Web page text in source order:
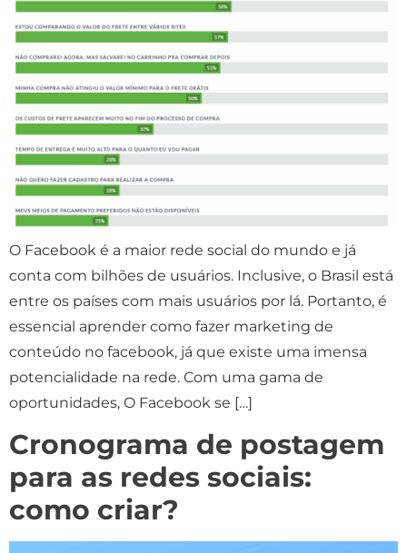
O Facebook é a maior rede social do mundo e já
conta com bilhões de usuários. Inclusive, o Brasil está
entre os países com mais usuários por lá. Portanto, é
essencial aprender como fazer marketing de
conteúdo no facebook, já que existe uma imensa
potencialidade na rede. Com uma gama de
oportunidades, O Facebook se […]
Cronograma de postagem
para as redes sociais:
como criar?